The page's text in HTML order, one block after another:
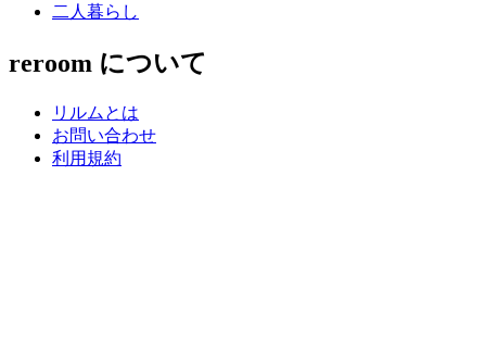
二人暮らし
reroom について
リルムとは
お問い合わせ
利用規約